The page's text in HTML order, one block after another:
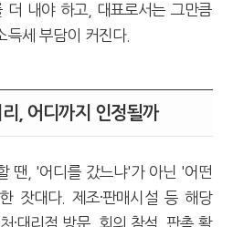
더 내야 하고, 대표로서는 그만큼
득세 부담이 커진다.
, 어디까지 인정될까
땐, '어디를 갔느냐'가 아닌 '어떤
잣대다. 제조·판매시설 등 해당
·대리점 방문, 회의 참석, 판촉 활